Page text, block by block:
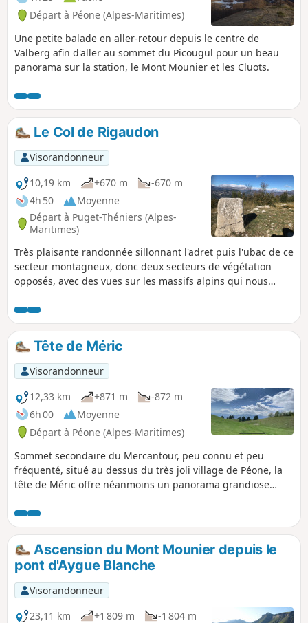
Départ à Péone (Alpes-Maritimes)
Une petite balade en aller-retour depuis le centre de
Valberg afin d'aller au sommet du Picougul pour un beau
panorama sur la station, le Mont Mounier et les Cluots.
Le Col de Rigaudon
Visorandonneur
10,19 km
+670 m
-670 m
4h 50
Moyenne
Départ à Puget-Théniers (Alpes-
Maritimes)
Très plaisante randonnée sillonnant l'adret puis l'ubac de ce
secteur montagneux, donc deux secteurs de végétation
opposés, avec des vues sur les massifs alpins qui nous
Tête de Méric
Visorandonneur
12,33 km
+871 m
-872 m
6h 00
Moyenne
Départ à Péone (Alpes-Maritimes)
Sommet secondaire du Mercantour, peu connu et peu
fréquenté, situé au dessus du très joli village de Péone, la
tête de Méric offre néanmoins un panorama grandiose
des Merveilles, en passant par le val d'Entraunes et les
Gorges de Daluis. La crête finale permet une découverte
progressive de ce panorama.
Ascension du Mont Mounier depuis le
pont d'Aygue Blanche
Visorandonneur
23,11 km
+1 809 m
-1 804 m